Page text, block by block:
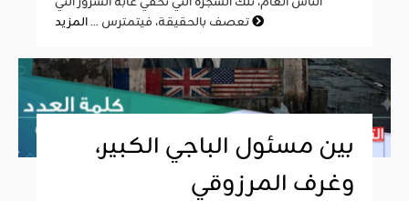
تعصف بالحقيقة، فيتمترس ...
بين مسئول الباجي الكبير،
وغرف المرزوقي